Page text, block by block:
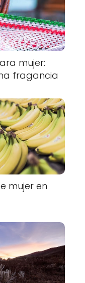
mujer:
fragancia
mujer en